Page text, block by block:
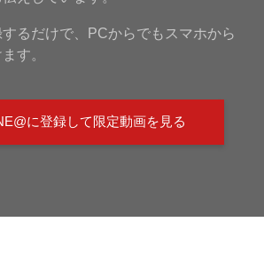
るだけで、PCからでもスマホから
す。
に登録して限定動画を見る